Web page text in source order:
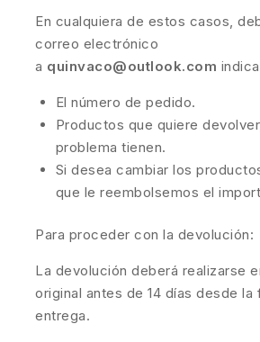
En cualquiera de estos casos,
correo electrónico
a quinvaco@outlook.com
El número de pedido.
Productos que quiere
problema tienen.
Si desea cambiar los
que le reembolsemos el
Para proceder con la devolución:
La devolución deberá realizarse
original antes de 14 días desde la
entrega.